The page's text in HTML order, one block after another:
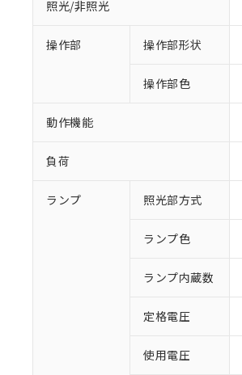
照光/非照光
操作部 操作部形状
操作部色
動作機能
負荷
ランプ 照光部方式
ランプ色
ランプ内蔵数
定格電圧
使用電圧